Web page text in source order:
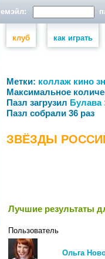
емэйл:
клуб как играть
Метки: коллаж кино
Максимальное
Пазл загрузил Булава
Пазл собрали 36 раз
ЗВЁЗДЫ
Лучшие результаты
Пользователь
Ольга